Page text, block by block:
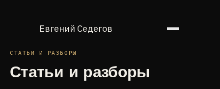
Евгений Седегов
СТАТЬИ И РАЗБОРЫ
Статьи и разборы